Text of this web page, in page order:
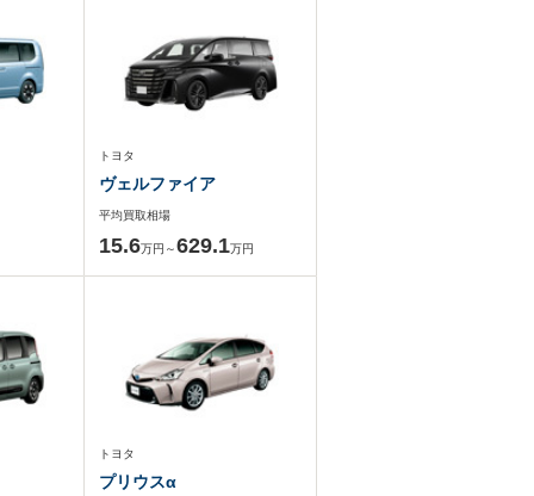
トヨタ
ヴェルファイア
平均買取相場
15.6万円～629.1万円
トヨタ
プリウスα